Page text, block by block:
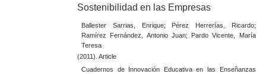
Sostenibilidad en las Empresas
Ballester Sarrias, Enrique; Pérez Herrerías, Ricardo;
Ramírez Fernández, Antonio Juan; Pardo Vicente, María
Teresa
(2011). Article
Cuadernos de Innovación Educativa en las Enseñanzas